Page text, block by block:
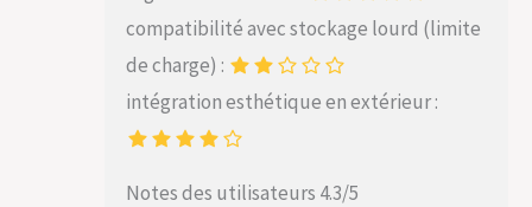
compatibilité avec stockage lourd (limite
de charge) :
intégration esthétique en extérieur :
Notes des utilisateurs 4.3/5